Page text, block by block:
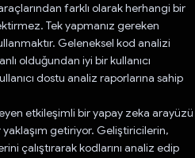
farklı olarak herhangi bir
Tek yapmanız gereken
Geleneksel kod analizi
olduğundan iyi bir kullanıcı
dostu analiz raporlarına sahip
etkileşimli bir yapay zeka arayüzü
getiriyor. Geliştiricilerin,
çalıştırarak kodlarını analiz edip